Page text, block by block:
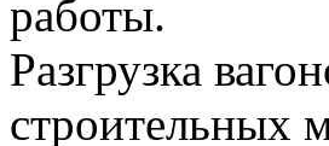
работы.
Разгрузка
строительных